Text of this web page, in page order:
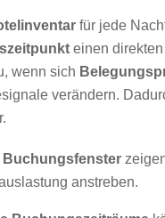
für jede
einen
wenn sich
verändern.
Buchungsfenster
anstreben.